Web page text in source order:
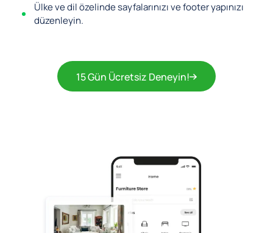
Ülke ve dil özelinde sayfalarınızı ve footer yapınızı
düzenleyin.
15 Gün Ücretsiz Deneyin!